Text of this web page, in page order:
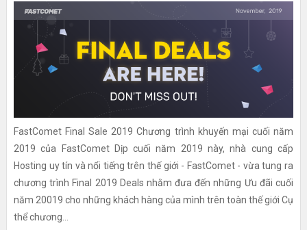
FastComet Final Sale 2019 Chương trình khuyến mại cuối năm
2019 của FastComet Dịp cuối năm 2019 này, nhà cung cấp
Hosting uy tín và nổi tiếng trên thế giới - FastComet - vừa tung ra
chương trình Final 2019 Deals nhằm đưa đến những Ưu đãi cuối
năm 20019 cho những khách hàng của mình trên toàn thế giới Cụ
thể chương...